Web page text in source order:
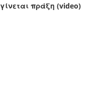
γίνεται πράξη (video)